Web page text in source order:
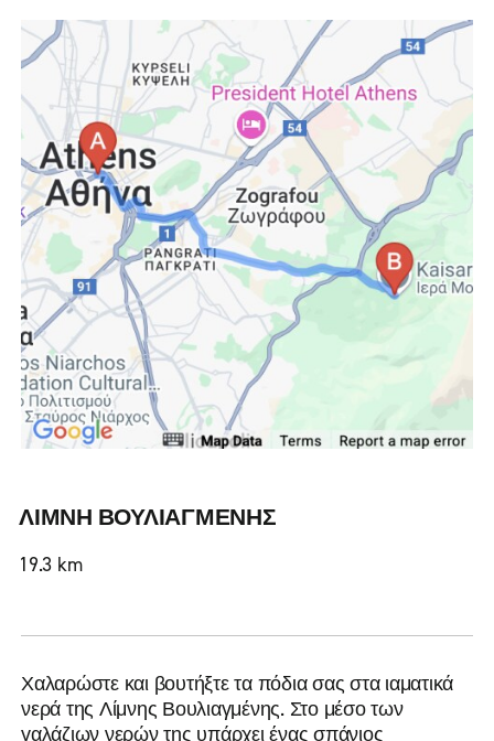
ΛΙΜΝΗ ΒΟΥΛΙΑΓΜΕΝΗΣ
19.3 km
Χαλαρώστε και βουτήξτε τα πόδια σας στα ιαματικά
νερά της Λίμνης Βουλιαγμένης. Στο μέσο των
γαλάζιων νερών της υπάρχει ένας σπάνιος